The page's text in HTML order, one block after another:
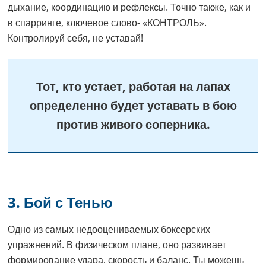
дыхание, координацию и рефлексы. Точно также, как и
в спарринге, ключевое слово- «КОНТРОЛЬ».
Контролируй себя, не уставай!
Тот, кто устает, работая на лапах
определенно будет уставать в бою
против живого соперника.
3. Бой с Тенью
Одно из самых недооцениваемых боксерских
упражнений. В физическом плане, оно развивает
формирование удара, скорость и баланс. Ты можешь